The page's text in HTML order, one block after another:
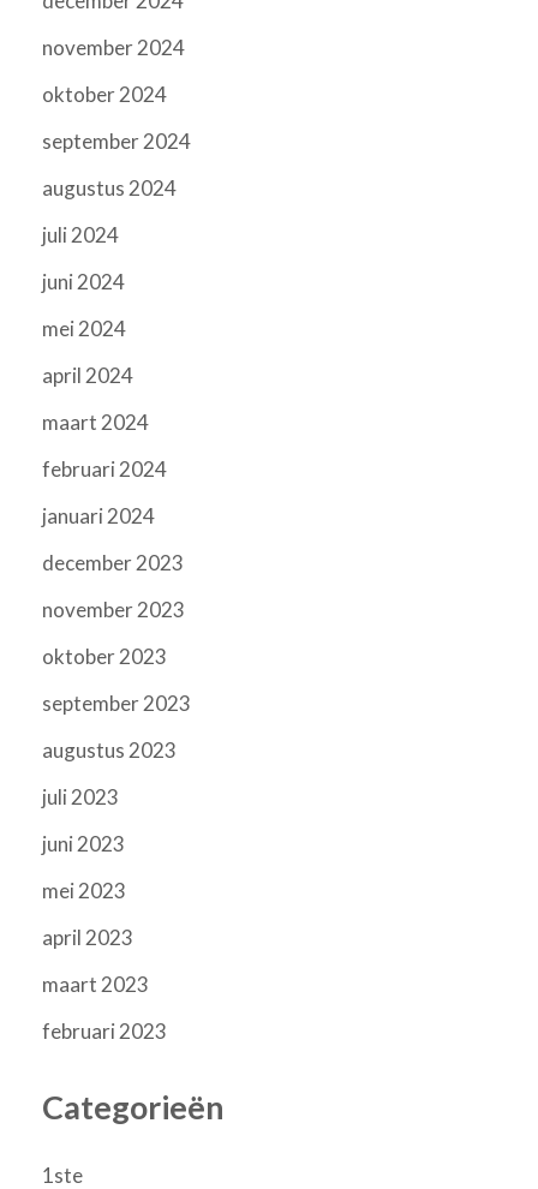
november 2024
oktober 2024
september 2024
augustus 2024
juli 2024
juni 2024
mei 2024
april 2024
maart 2024
februari 2024
januari 2024
december 2023
november 2023
oktober 2023
september 2023
augustus 2023
juli 2023
juni 2023
mei 2023
april 2023
maart 2023
februari 2023
Categorieën
1ste